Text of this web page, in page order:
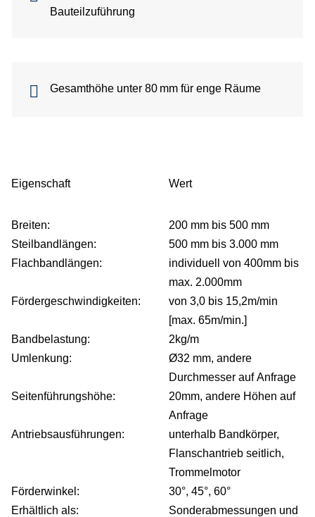
Bauteilzuführung
Gesamthöhe unter 80 mm für enge Räume
Eigenschaft Wert
Breiten:
200 mm bis 500 mm
Steilbandlängen:
500 mm bis 3.000 mm
Flachbandlängen:
individuell von 400mm bis
max. 2.000mm
Fördergeschwindigkeiten:
von 3,0 bis 15,2m/min
[max. 65m/min.]
Bandbelastung:
2kg/m
Umlenkung:
Ø32 mm, andere
Durchmesser auf Anfrage
Seitenführungshöhe:
20mm, andere Höhen auf
Anfrage
Antriebsausführungen:
unterhalb Bandkörper,
Flanschantrieb seitlich,
Trommelmotor
Förderwinkel:
30°, 45°, 60°
Erhältlich als:
Sonderabmessungen und